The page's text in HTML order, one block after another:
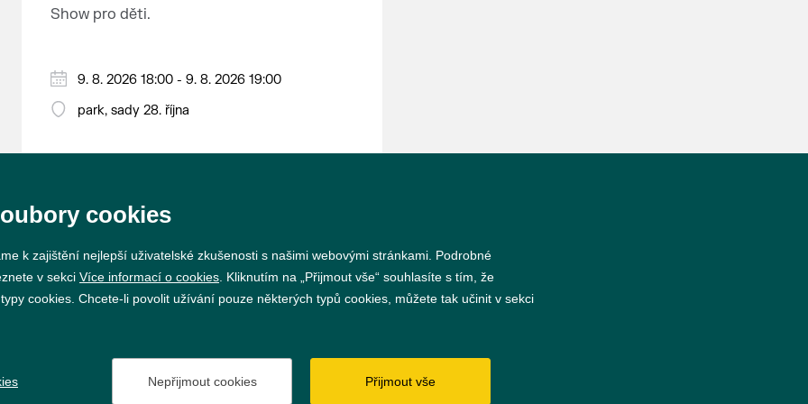
nejrozsáhlejší parkově upravená
kulturního dědictví UNESCO.
Show pro děti.
9. 8. 2026 18:00 - 9. 8. 2026 19:00
park, sady 28. října
VytvořilwebProgress
cookies
k zajištění nejlepší uživatelské zkušenosti s našimi webovými stránkami. Podrobné
v sekci Více informací o cookies . Kliknutím na „Přijmout vše“ souhlasíte s tím, že
cookies. Chcete-li povolit užívání pouze některých typů cookies, můžete tak učinit v sekci
Přijmout vše
Nepřijmout cookies